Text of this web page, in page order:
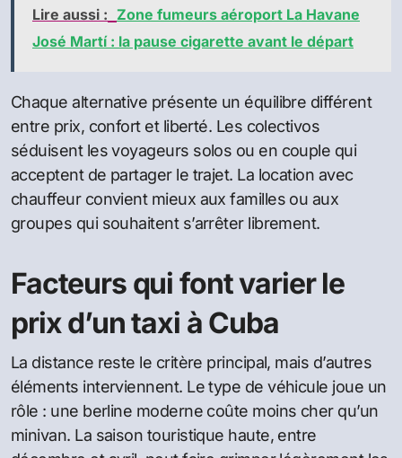
Lire aussi : Zone fumeurs aéroport La Havane
José Martí : la pause cigarette avant le départ
Chaque alternative présente un équilibre différent
entre prix, confort et liberté. Les colectivos
séduisent les voyageurs solos ou en couple qui
acceptent de partager le trajet. La location avec
chauffeur convient mieux aux familles ou aux
groupes qui souhaitent s’arrêter librement.
Facteurs qui font varier le
prix d’un taxi à Cuba
La distance reste le critère principal, mais d’autres
éléments interviennent. Le type de véhicule joue un
rôle : une berline moderne coûte moins cher qu’un
minivan. La saison touristique haute, entre